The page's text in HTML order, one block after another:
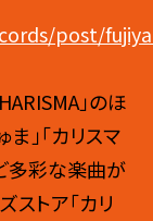
post/
」のほ
ま」「カリスマ
多彩な楽曲が
ストア「カリ